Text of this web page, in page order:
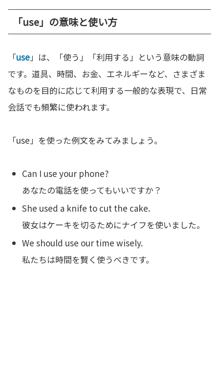
「use」の意味と使い方
「use」は、「使う」「利用する」という意味の動詞
です。道具、時間、お金、エネルギーなど、さまざま
なものを目的に応じて利用する一般的な表現で、日常
会話でも頻繁に使われます。
「use」を使った例文をみてみましょう。
Can I use your phone?
あなたの電話を使ってもいいですか？
She used a knife to cut the cake.
彼女はケーキを切るためにナイフを使いました。
We should use our time wisely.
私たちは時間を賢く使うべきです。